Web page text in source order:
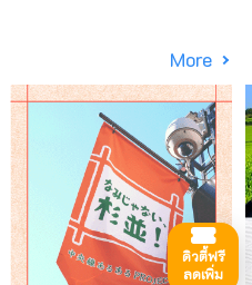
More
ดิวตี้ฟรี
ลดเพิ่ม